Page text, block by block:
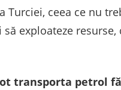
Turciei, ceea ce nu
exploateze
transporta petrol